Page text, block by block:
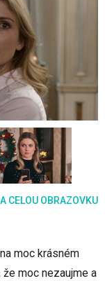
CELOU OBRAZOVKU
moc krásném
že moc nezaujme a